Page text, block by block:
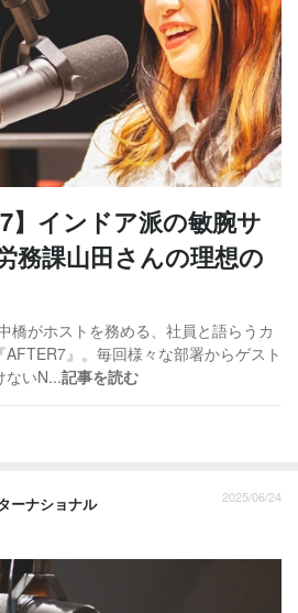
】インドア派の敏腕サ
務課山田さんの理想の
橋がホストを務める、社員と語らうカ
』。毎回様々な部署からゲスト
ないN...記事を読む
ーナショナル 2025/06/24